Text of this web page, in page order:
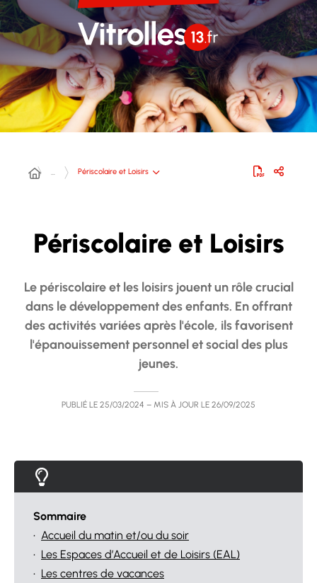
… Périscolaire et Loisirs
Périscolaire et Loisirs
Le périscolaire et les loisirs jouent un rôle crucial
dans le développement des enfants. En offrant
des activités variées après l'école, ils favorisent
l'épanouissement personnel et social des plus
jeunes.
PUBLIÉ LE 25/03/2024 – MIS À JOUR LE 26/09/2025
Sommaire
• Accueil du matin et/ou du soir
• Les Espaces d’Accueil et de Loisirs (EAL)
• Les centres de vacances